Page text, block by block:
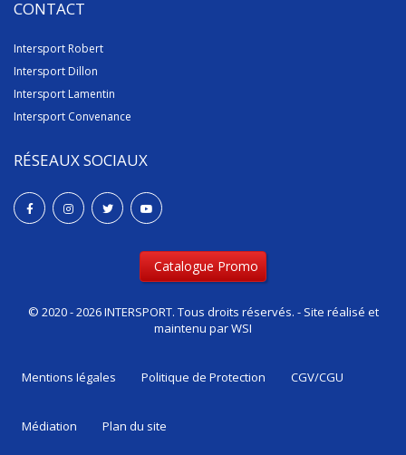
CONTACT
Intersport Robert
Intersport Dillon
Intersport Lamentin
Intersport Convenance
RÉSEAUX SOCIAUX
Catalogue Promo
© 2020 - 2026 INTERSPORT. Tous droits réservés. - Site réalisé et
maintenu parWSI
Mentions Iégales Politique de Protection CGV/CGU
Médiation Plan du site